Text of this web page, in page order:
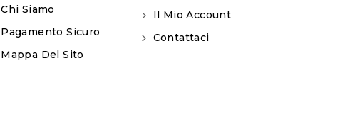
Chi Siamo
Pagamento Sicuro
Mappa Del Sito
Il Mio Account
Contattaci